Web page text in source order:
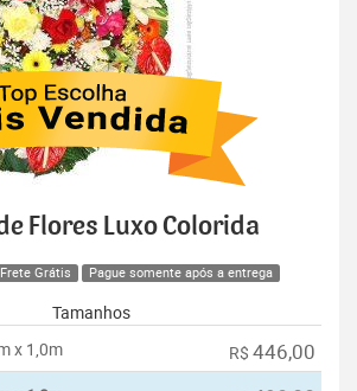
Flores Luxo Colorida
Frete Grátis Pague somente após a entrega
Tamanhos
x 1,0m
R$ 446,00